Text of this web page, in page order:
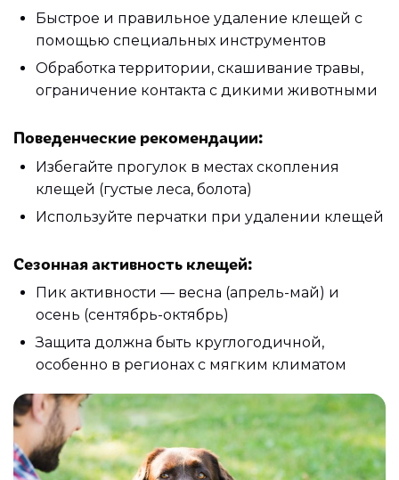
Быстрое и правильное удаление клещей с
помощью специальных инструментов
Обработка территории, скашивание травы,
ограничение контакта с дикими животными
Поведенческие рекомендации:
Избегайте прогулок в местах скопления
клещей (густые леса, болота)
Используйте перчатки при удалении клещей
Сезонная активность клещей:
Пик активности — весна (апрель-май) и
осень (сентябрь-октябрь)
Защита должна быть круглогодичной,
особенно в регионах с мягким климатом